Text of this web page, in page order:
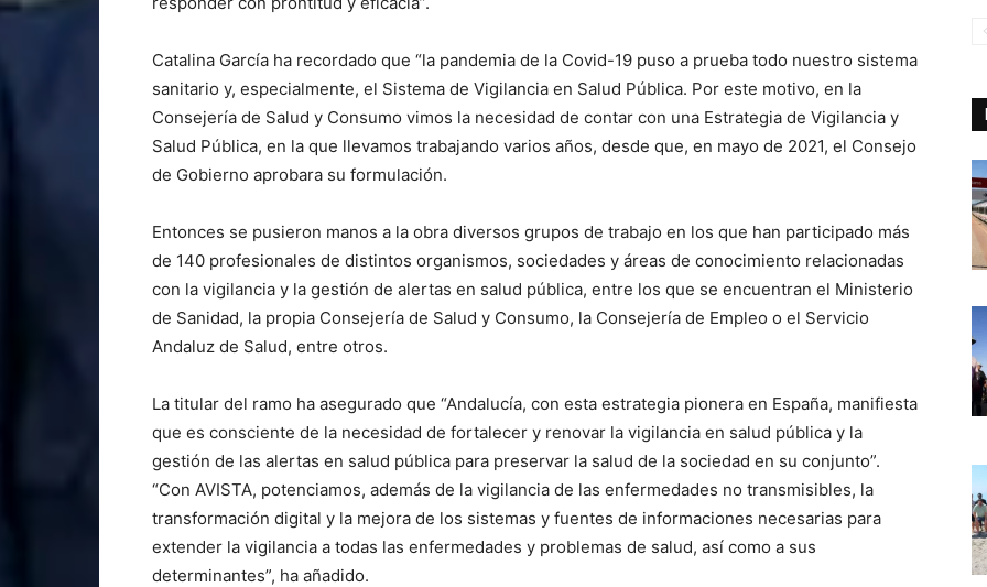
Catalina García ha recordado que “la pandemia de la Covid-19 puso a prueba todo nuestro sistema
sanitario y, especialmente, el Sistema de Vigilancia en Salud Pública. Por este motivo, en la
Consejería de Salud y Consumo vimos la necesidad de contar con una Estrategia de Vigilancia y
Salud Pública, en la que llevamos trabajando varios años, desde que, en mayo de 2021, el Consejo
de Gobierno aprobara su formulación.
Entonces se pusieron manos a la obra diversos grupos de trabajo en los que han participado más
de 140 profesionales de distintos organismos, sociedades y áreas de conocimiento relacionadas
con la vigilancia y la gestión de alertas en salud pública, entre los que se encuentran el Ministerio
de Sanidad, la propia Consejería de Salud y Consumo, la Consejería de Empleo o el Servicio
Andaluz de Salud, entre otros.
La titular del ramo ha asegurado que “Andalucía, con esta estrategia pionera en España, manifiesta
que es consciente de la necesidad de fortalecer y renovar la vigilancia en salud pública y la
gestión de las alertas en salud pública para preservar la salud de la sociedad en su conjunto”.
“Con AVISTA, potenciamos, además de la vigilancia de las enfermedades no transmisibles, la
transformación digital y la mejora de los sistemas y fuentes de informaciones necesarias para
extender la vigilancia a todas las enfermedades y problemas de salud, así como a sus
determinantes”, ha añadido.